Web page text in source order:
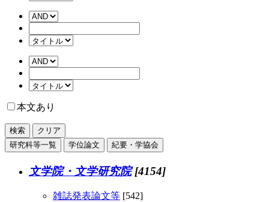
本文あり
検索
クリア
研究科等一覧
学位論文 紀要・学協会
文学院・文学研究院 [4154]
雑誌発表論文等 [542]